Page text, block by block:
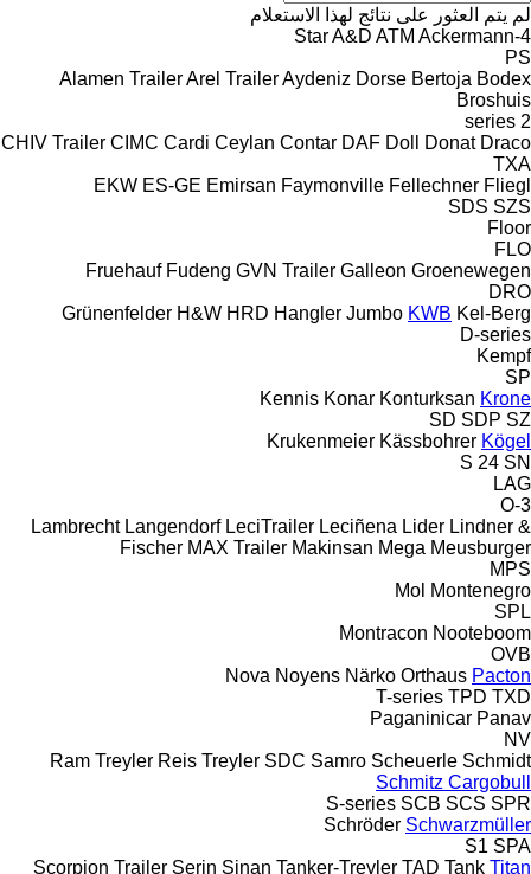
لم يتم العثور على نتائج لهذا الاستعلام
4-Star
A&D ATM Ackermann
PS
Alamen TrailerArel TrailerAydeniz Dorse Bertoja Bodex
Broshuis
2 series
CHIV Trailer CIMC Cardi Ceylan Contar DAF Doll Donat Draco
TXA
EKW ES-GE Emirsan Faymonville Fellechner Fliegl
SDS SZS
Floor
FLO
Fruehauf Fudeng GVN Trailer Galleon Groenewegen
DRO
Grünenfelder H&W HRD Hangler Jumbo KWB Kel-Berg
D-series
Kempf
SP
Kennis Konar Konturksan Krone
SD SDP SZ
Krukenmeier Kässbohrer Kögel
S 24 SN
LAG
O-3
Lambrecht Langendorf LeciTrailer Leciñena Lider Lindner &
Fischer MAX Trailer Makinsan Mega Meusburger
MPS
Mol Montenegro
SPL
Montracon Nooteboom
OVB
Nova Noyens Närko Orthaus Pacton
T-series TPD TXD
Paganinicar Panav
NV
Ram Treyler Reis Treyler SDC Samro Scheuerle Schmidt
Schmitz Cargobull
S-series SCB SCS SPR
Schröder Schwarzmüller
S1 SPA
Scorpion Trailer Serin Sinan Tanker-Treyler TAD Tank Titan